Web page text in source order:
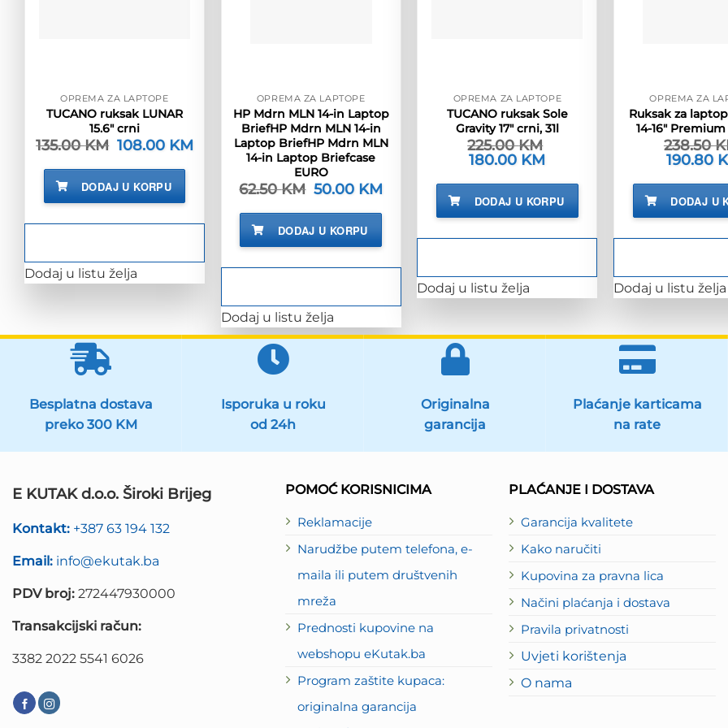
OPREMA ZA LAPTOPE
TUCANO ruksak LUNAR
15.6″ crni
135.00KM Izvorna
cijena
bila
135.00 KM.
108.00 KM Trenutna
DODAJ U KORPU
Dodaj u listu želja
OPREMA ZA LAPTOPE
HP Mdrn MLN 14-in Laptop
BriefHP Mdrn MLN 14-in
Laptop BriefHP Mdrn MLN
14-in Laptop Briefcase
EURO
62.50KM Izvorna
cijena
bila
62.50 KM.
50.00 KM Trenutna
50.00 KM.
DODAJ U KORPU
Dodaj u listu želja
OPREMA ZA LAPTOPE
TUCANO ruksak Sole
Gravity 17″ crni, 31l
225.00KM
Izvorna
cijena
bila
225.00 KM.
180.00 KM
je:
DODAJ U KORPU
Dodaj u listu želja
OPREMA ZA
Ruksak za
14-16″
238.50
Izvorna
cijena
bila
238.50
190.80
DODAJ U
Dodaj u listu želja
Besplatna dostava
preko 300 KM
Isporuka u roku
od 24h
Originalna
garancija
Plaćanje karticama
na rate
E KUTAK d.o.o. Široki Brijeg
Kontakt: +387 63 194 132
Email: info@ekutak.ba
PDV broj: 272447930000
Transakcijski račun:
3382 2022 5541 6026
POMOĆ KORISNICIMA
Reklamacije
Narudžbe putem telefona, e-
maila ili putem društvenih
mreža
Prednosti kupovine na
webshopu eKutak.ba
Program zaštite kupaca:
originalna garancija
PLAĆANJE I DOSTAVA
Garancija kvalitete
Kako naručiti
Kupovina za pravna lica
Načini plaćanja i dostava
Pravila privatnosti
Uvjeti korištenja
O nama